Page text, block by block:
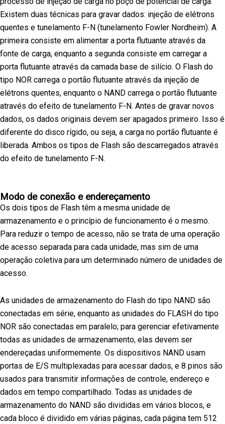
Existem duas técnicas para gravar dados: injeção de elétrons
quentes e tunelamento F-N (tunelamento Fowler Nordheim). A
primeira consiste em alimentar a porta flutuante através da
fonte de carga, enquanto a segunda consiste em carregar a
porta flutuante através da camada base de silício. O Flash do
tipo NOR carrega o portão flutuante através da injeção de
elétrons quentes, enquanto o NAND carrega o portão flutuante
através do efeito de tunelamento F-N. Antes de gravar novos
dados, os dados originais devem ser apagados primeiro. Isso é
diferente do disco rígido, ou seja, a carga no portão flutuante é
liberada. Ambos os tipos de Flash são descarregados através
do efeito de tunelamento F-N.
Modo de conexão e endereçamento
Os dois tipos de Flash têm a mesma unidade de
armazenamento e o princípio de funcionamento é o mesmo.
Para reduzir o tempo de acesso, não se trata de uma operação
de acesso separada para cada unidade, mas sim de uma
operação coletiva para um determinado número de unidades de
acesso.
As unidades de armazenamento do Flash do tipo NAND são
conectadas em série, enquanto as unidades do FLASH do tipo
NOR são conectadas em paralelo; para gerenciar efetivamente
todas as unidades de armazenamento, elas devem ser
endereçadas uniformemente. Os dispositivos NAND usam
portas de E/S multiplexadas para acessar dados, e 8 pinos são
usados para transmitir informações de controle, endereço e
dados em tempo compartilhado. Todas as unidades de
armazenamento do NAND são divididas em vários blocos, e
cada bloco é dividido em várias páginas, cada página tem 512